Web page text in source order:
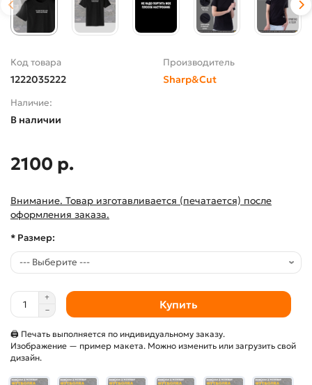
Код товара
1222035222
Производитель
Sharp&Cut
Наличие:
В наличии
2100 р.
Внимание. Товар изготавливается (печатается) после
оформления заказа.
* Размер:
Купить
🖨 Печать выполняется по индивидуальному заказу.
Изображение — пример макета. Можно изменить или загрузить свой
дизайн.